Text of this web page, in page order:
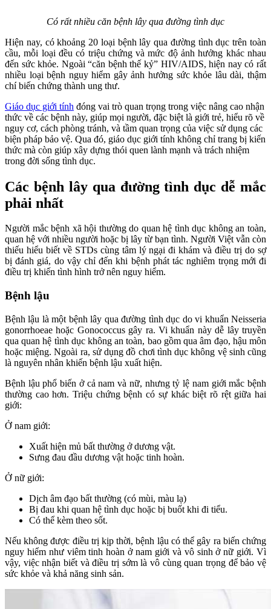
Có rất nhiều căn bệnh lây qua đường tình dục
Hiện nay, có khoảng 20 loại bệnh lây qua đường tình dục trên toàn
cầu, mỗi loại đều có triệu chứng và mức độ ảnh hưởng khác nhau
đến sức khỏe. Ngoài “căn bệnh thế kỷ” HIV/AIDS, hiện nay có rất
nhiều loại bệnh nguy hiểm gây ảnh hưởng sức khỏe lâu dài, thậm
chí biến chứng thành ung thư.
Giáo dục giới tính đóng vai trò quan trọng trong việc nâng cao nhận
thức về các bệnh này, giúp mọi người, đặc biệt là giới trẻ, hiểu rõ về
nguy cơ, cách phòng tránh, và tầm quan trọng của việc sử dụng các
biện pháp bảo vệ. Qua đó, giáo dục giới tính không chỉ trang bị kiến
thức mà còn giúp xây dựng thói quen lành mạnh và trách nhiệm
trong đời sống tình dục.
Các bệnh lây qua đường tình dục dễ mắc
phải nhất
Người mắc bệnh xã hội thường do quan hệ tình dục không an toàn,
quan hệ với nhiều người hoặc bị lây từ bạn tình. Người Việt vẫn còn
thiếu hiểu biết về STDs cùng tâm lý ngại đi khám và điều trị do sợ
bị đánh giá, do vậy chỉ đến khi bệnh phát tác nghiêm trọng mới đi
điều trị khiến tình hình trở nên nguy hiểm.
Bệnh lậu
Bệnh lậu là một bệnh lây qua đường tình dục do vi khuẩn Neisseria
gonorrhoeae hoặc Gonococcus gây ra. Vi khuẩn này dễ lây truyền
qua quan hệ tình dục không an toàn, bao gồm qua âm đạo, hậu môn
hoặc miệng. Ngoài ra, sử dụng đồ chơi tình dục không vệ sinh cũng
là nguyên nhân khiến bệnh lậu xuất hiện.
Bệnh lậu phổ biến ở cả nam và nữ, nhưng tỷ lệ nam giới mắc bệnh
thường cao hơn. Triệu chứng bệnh có sự khác biệt rõ rệt giữa hai
giới:
Ở nam giới:
Xuất hiện mủ bất thường ở dương vật.
Sưng đau đầu dương vật hoặc tinh hoàn.
Ở nữ giới:
Dịch âm đạo bất thường (có mùi, màu lạ)
Bị đau khi quan hệ tình dục hoặc bị buốt khi đi tiểu.
Có thể kèm theo sốt.
Nếu không được điều trị kịp thời, bệnh lậu có thể gây ra biến chứng
nguy hiểm như viêm tinh hoàn ở nam giới và vô sinh ở nữ giới. Vì
vậy, việc nhận biết và điều trị sớm là vô cùng quan trọng để bảo vệ
sức khỏe và khả năng sinh sản.